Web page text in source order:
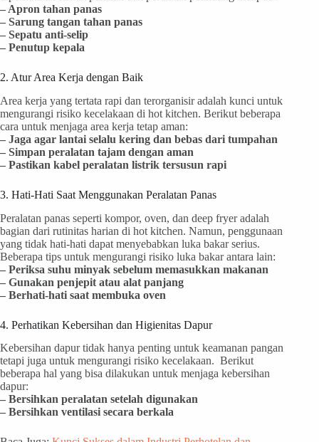
– Apron tahan panas
– Sarung tangan tahan panas
– Sepatu anti-selip
– Penutup kepala
2. Atur Area Kerja dengan Baik
Area kerja yang tertata rapi dan terorganisir adalah kunci untuk
mengurangi risiko kecelakaan di hot kitchen. Berikut beberapa
cara untuk menjaga area kerja tetap aman:
– Jaga agar lantai selalu kering dan bebas dari tumpahan
– Simpan peralatan tajam dengan aman
– Pastikan kabel peralatan listrik tersusun rapi
3. Hati-Hati Saat Menggunakan Peralatan Panas
Peralatan panas seperti kompor, oven, dan deep fryer adalah
bagian dari rutinitas harian di hot kitchen. Namun, penggunaan
yang tidak hati-hati dapat menyebabkan luka bakar serius.
Beberapa tips untuk mengurangi risiko luka bakar antara lain:
– Periksa suhu minyak sebelum memasukkan makanan
– Gunakan penjepit atau alat panjang
– Berhati-hati saat membuka oven
4. Perhatikan Kebersihan dan Higienitas Dapur
Kebersihan dapur tidak hanya penting untuk keamanan pangan
tetapi juga untuk mengurangi risiko kecelakaan. Berikut
beberapa hal yang bisa dilakukan untuk menjaga kebersihan
dapur:
– Bersihkan peralatan setelah digunakan
– Bersihkan ventilasi secara berkala